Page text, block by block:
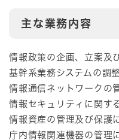
主な業務内容
情報政策の企画、立案及
基幹系業務システムの調
情報通信ネットワークの
情報セキュリティに関す
情報資産の管理及び保護
庁内情報関連機器の管理